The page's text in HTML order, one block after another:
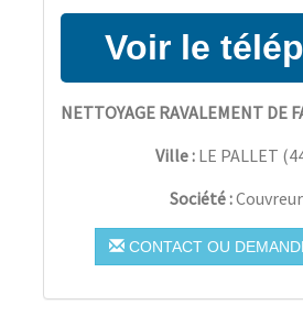
NETTOYAGE RAVALEMENT DE
Ville : LE PALLET (
Société :
CONTACT OU